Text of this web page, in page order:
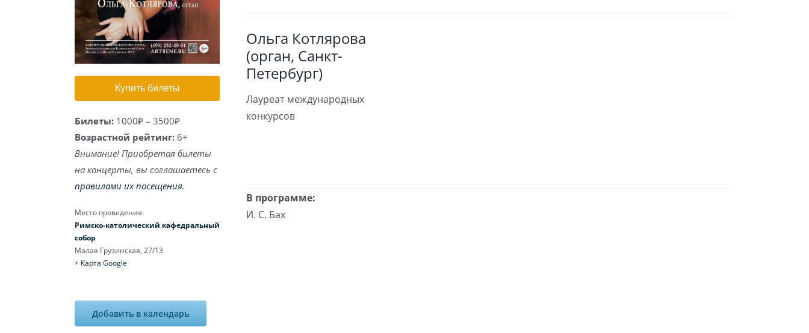
Купить билеты
Билеты: 1000₽ – 3500₽
Возрастной рейтинг:6+
Внимание! Приобретая билеты
на концерты, вы соглашаетесь с
правилами их посещения.
Место проведения:
Римско-католический кафедральный
собор
Малая Грузинская, 27/13
+ Карта Google
Добавить в календарь
Ольга Котлярова
(орган, Санкт-
Петербург)
Лауреат международных
конкурсов
В программе:
И. С. Бах